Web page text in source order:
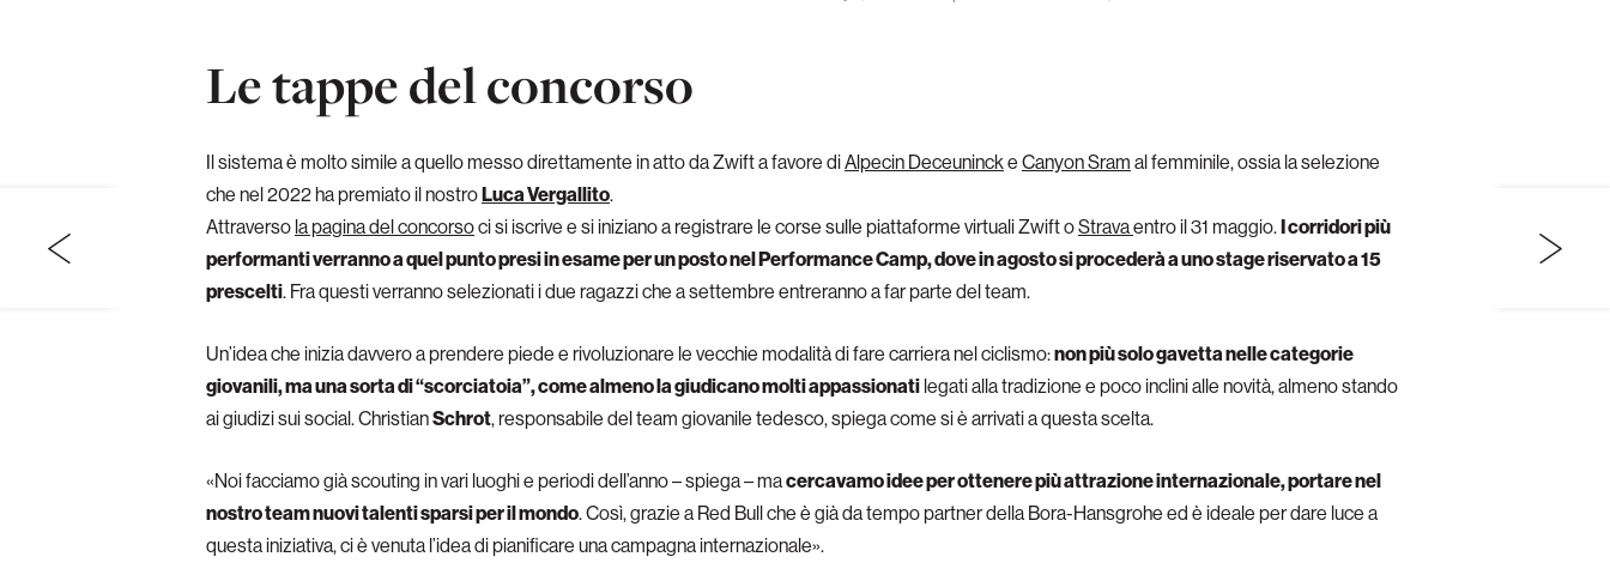
Le tappe del concorso
Il sistema è molto simile a quello messo direttamente in atto da Zwift a favore diAlpecin Deceunincke Canyon Sram al femminile, ossia la selezione
che nel 2022 ha premiato il nostroLuca Vergallito.
Attraverso la pagina del concorsoci si iscrive e si iniziano a registrare le corse sulle piattaforme virtuali Zwift oStravaentro il 31 maggio.I corridori più
performanti verranno a quel punto presi in esame per un posto nel Performance Camp, dove in agosto si procederà a uno stage riservato a 15
prescelti. Fra questi verranno selezionati i due ragazzi che a settembre entreranno a far parte del team.
Un’idea che inizia davvero a prendere piede e rivoluzionare le vecchie modalità di fare carriera nel ciclismo:non più solo gavetta nelle categorie
giovanili, ma una sorta di “scorciatoia”, come almeno la giudicano molti appassionati legati alla tradizione e poco inclini alle novità, almeno stando
ai giudizi sui social. ChristianSchrot, responsabile del team giovanile tedesco, spiega come si è arrivati a questa scelta.
«Noi facciamo già scouting in vari luoghi e periodi dell’anno – spiega – macercavamo idee per ottenere più attrazione internazionale, portarenel
nostro teamnuovi talenti sparsi per il mondo. Così, grazie a Red Bull che è già da tempo partner della Bora-Hansgrohe ed è ideale per dare luce a
questa iniziativa, ci è venuta l’idea di pianificare una campagna internazionale».